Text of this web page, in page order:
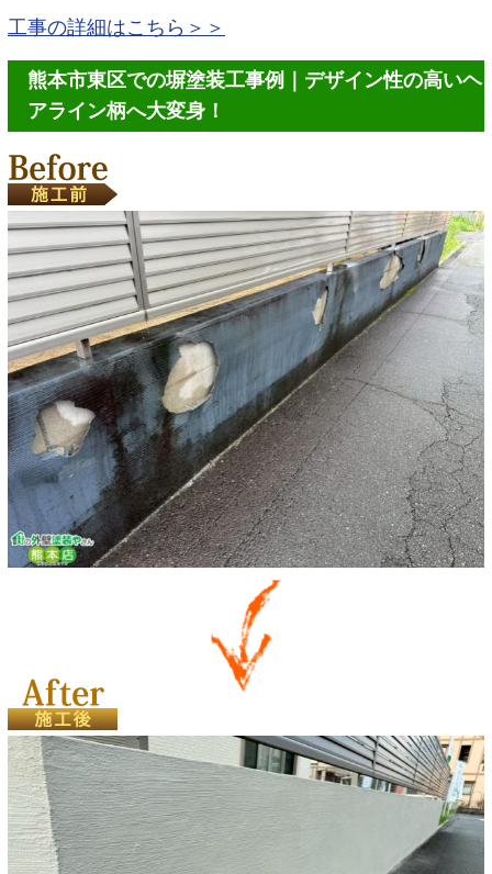
工事の詳細はこちら＞＞
熊本市東区での塀塗装工事例｜デザイン性の高いヘ
アライン柄へ大変身！